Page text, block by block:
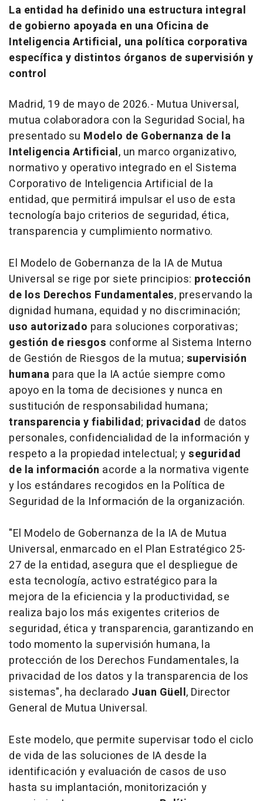
La entidad ha definido una estructura integral
de gobierno apoyada en una Oficina de
Inteligencia Artificial, una política corporativa
específica y distintos órganos de supervisión y
control
Madrid, 19 de mayo de 2026.- Mutua Universal,
mutua colaboradora con la Seguridad Social, ha
presentado su Modelo de Gobernanza de la
Inteligencia Artificial, un marco organizativo,
normativo y operativo integrado en el Sistema
Corporativo de Inteligencia Artificial de la
entidad, que permitirá impulsar el uso de esta
tecnología bajo criterios de seguridad, ética,
transparencia y cumplimiento normativo.
El Modelo de Gobernanza de la IA de Mutua
Universal se rige por siete principios: protección
de los Derechos Fundamentales, preservando la
dignidad humana, equidad y no discriminación;
uso autorizado para soluciones corporativas;
gestión de riesgos conforme al Sistema Interno
de Gestión de Riesgos de la mutua; supervisión
humana para que la IA actúe siempre como
apoyo en la toma de decisiones y nunca en
sustitución de responsabilidad humana;
transparencia y fiabilidad; privacidad de datos
personales, confidencialidad de la información y
respeto a la propiedad intelectual; yseguridad
de la información acorde a la normativa vigente
y los estándares recogidos en la Política de
Seguridad de la Información de la organización.
"El Modelo de Gobernanza de la IA de Mutua
Universal, enmarcado en el Plan Estratégico 25-
27 de la entidad, asegura que el despliegue de
esta tecnología, activo estratégico para la
mejora de la eficiencia y la productividad, se
realiza bajo los más exigentes criterios de
seguridad, ética y transparencia, garantizando en
todo momento la supervisión humana, la
protección de los Derechos Fundamentales, la
privacidad de los datos y la transparencia de los
sistemas", ha declarado Juan Güell, Director
General de Mutua Universal.
Este modelo, que permite supervisar todo el ciclo
de vida de las soluciones de IA desde la
identificación y evaluación de casos de uso
hasta su implantación, monitorización y